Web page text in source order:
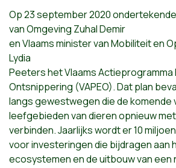
Op 23 september 2020
van Omgeving Zuhal Demir
en Vlaams minister van Mobiliteit en
Lydia
Peeters het Vlaams Actieprogramma
Ontsnippering (VAPEO). Dat plan
langs gewestwegen die de komende
leefgebieden van dieren opnieuw
verbinden. Jaarlijks wordt er 10
voor investeringen die bijdragen aan
ecosystemen en de uitbouw van een